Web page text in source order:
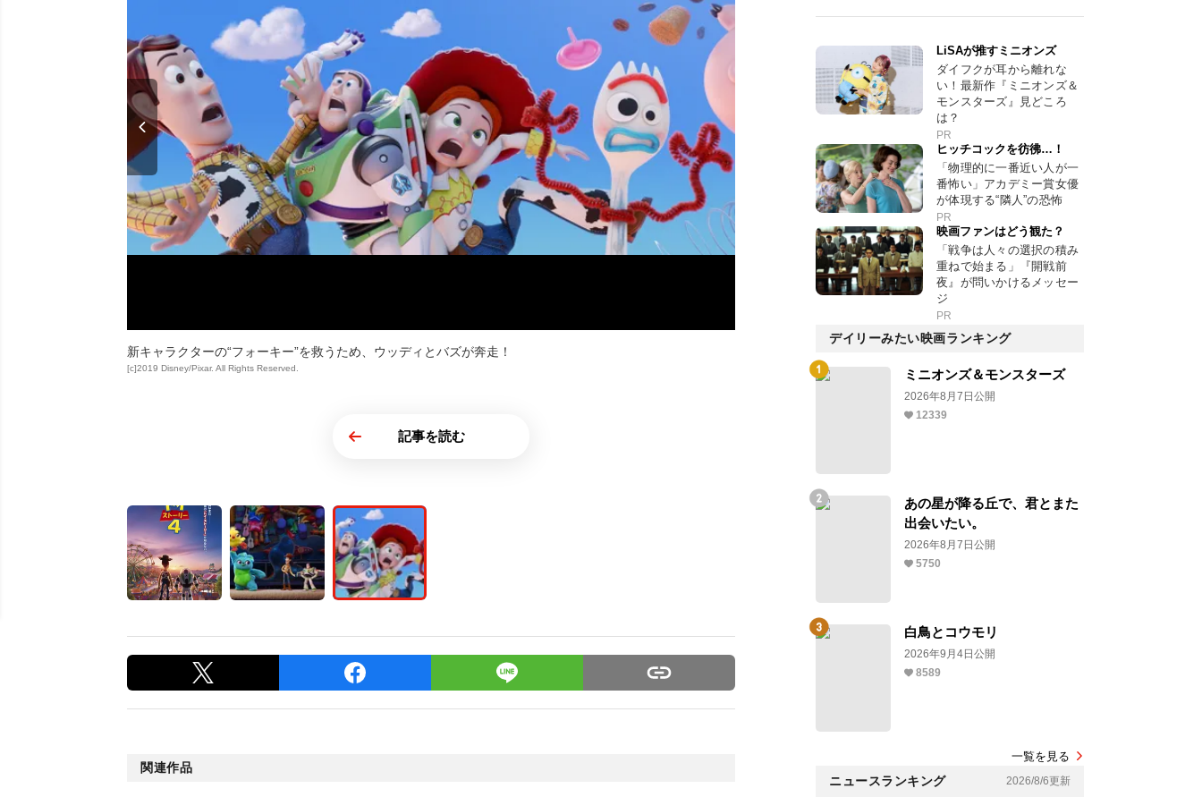
新キャラクターの“フォーキー”を救うため、ウッディとバズが奔走！
[c]2019 Disney/Pixar. All Rights Reserved.
記事を読む
関連作品
LiSAが推すミニオンズ
ダイフクが耳から離れな
い！最新作『ミニオンズ＆
モンスターズ』見どころ
は？
PR
ヒッチコックを彷彿…！
「物理的に一番近い人が一
番怖い」アカデミー賞女優
が体現する“隣人”の恐怖
PR
映画ファンはどう観た？
「戦争は人々の選択の積み
重ねで始まる」『開戦前
夜』が問いかけるメッセー
ジ
PR
デイリーみたい映画ランキング
ミニオンズ＆モンスターズ
2026年8月7日公開
12339
あの星が降る丘で、君とまた
出会いたい。
2026年8月7日公開
5750
白鳥とコウモリ
2026年9月4日公開
8589
一覧を見る
ニュースランキング 2026/8/6更新